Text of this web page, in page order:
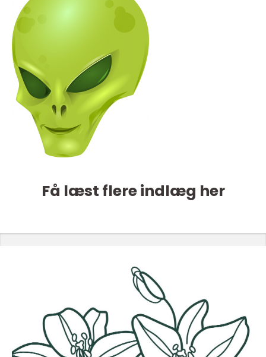
Få læst flere indlæg her